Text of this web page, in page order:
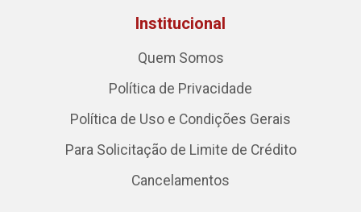
Institucional
Quem Somos
Política de Privacidade
Política de Uso e Condições Gerais
Para Solicitação de Limite de Crédito
Cancelamentos